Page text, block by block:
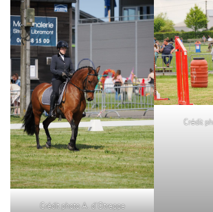
Crédit photo A. d’Otreppe
Crédit